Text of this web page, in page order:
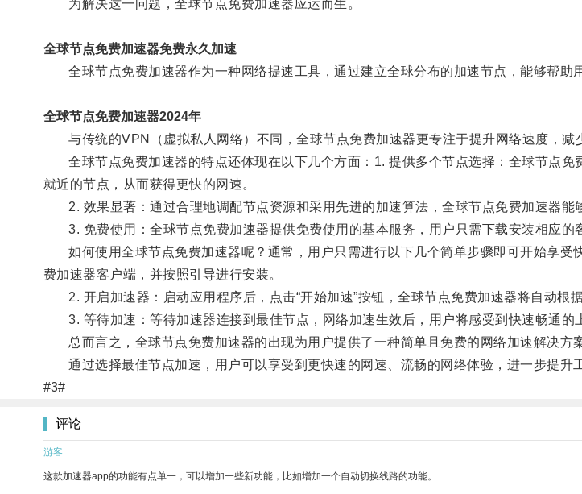
为解决这一问题，全球节点免费加速器应运而生。
全球节点免费加速器免费永久加速
全球节点免费加速器作为一种网络提速工具，通过建立全球分布的加速节点，能够帮助
全球节点免费加速器2024年
与传统的VPN（虚拟私人网络）不同，全球节点免费加速器更专注于提升网络速度，减
全球节点免费加速器的特点还体现在以下几个方面：1. 提供多个节点选择：全球节点免
就近的节点，从而获得更快的网速。
2. 效果显著：通过合理地调配节点资源和采用先进的加速算法，全球节点免费加速器能
3. 免费使用：全球节点免费加速器提供免费使用的基本服务，用户只需下载安装相应的
如何使用全球节点免费加速器呢？通常，用户只需进行以下几个简单步骤即可开始享受
费加速器客户端，并按照引导进行安装。
2. 开启加速器：启动应用程序后，点击“开始加速”按钮，全球节点免费加速器将自动根
3. 等待加速：等待加速器连接到最佳节点，网络加速生效后，用户将感受到快速畅通的
总而言之，全球节点免费加速器的出现为用户提供了一种简单且免费的网络加速解决方案
通过选择最佳节点加速，用户可以享受到更快速的网速、流畅的网络体验，进一步提升
#3#
评论
游客
这款加速器app的功能有点单一，可以增加一些新功能，比如增加一个自动切换线路的功能。